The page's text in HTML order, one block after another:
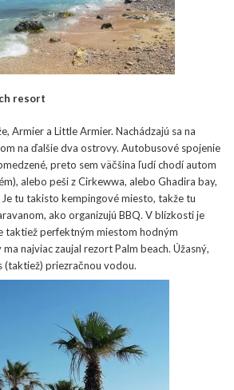
resort
Armier a Little Armier. Nachádzajú sa na
na ďalšie dva ostrovy. Autobusové spojenie
preto sem väčšina ľudí chodí autom
alebo peši z Cirkewwa, alebo Ghadira bay,
tu takisto kempingové miesto, takže tu
ako organizujú BBQ. V blízkosti je
taktiež perfektným miestom hodným
najviac zaujal rezort Palm beach. Úžasný,
(taktiež) priezračnou vodou.